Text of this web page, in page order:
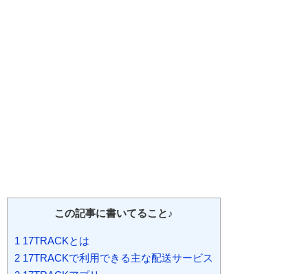
この記事に書いてること♪
1 17TRACKとは
2 17TRACKで利用できる主な配送サービス